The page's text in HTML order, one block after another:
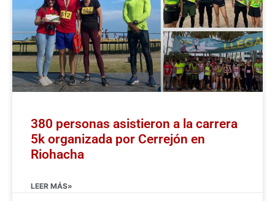
380 personas asistieron a la carrera
5k organizada por Cerrejón en
Riohacha
LEER MÁS»